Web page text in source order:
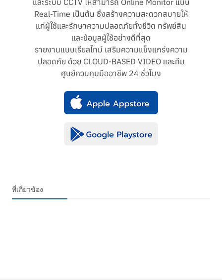
และระบบ CCTV ให้สามารถ Online Monitor แบบ
Real-Time เป็นต้น ซึ่งสร้างความสะดวกสบายให้
แก่ผู้ใช้และรักษาความปลอดภัยทั้งชีวิต ทรัพย์สิน
และข้อมูลผู้ใช้อย่างดีที่สุด
รายงานแบบเรียลไทม์ เสริมความแข็งแกร่งความ
ปลอดภัย ด้วย CLOUD-BASED VIDEO และทีม
ศูนย์ควบคุมมืออาชีพ 24 ชั่วโมง
ที่เกี่ยวข้อง